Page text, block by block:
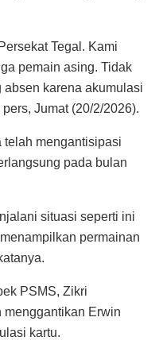
Tegal. Kami
pemain asing. Tidak
karena akumulasi
Jumat (20/2/2026).
telah mengantisipasi
pada bulan
situasi seperti ini
permainan
PSMS, Zikri
menggantikan Erwin
kartu.